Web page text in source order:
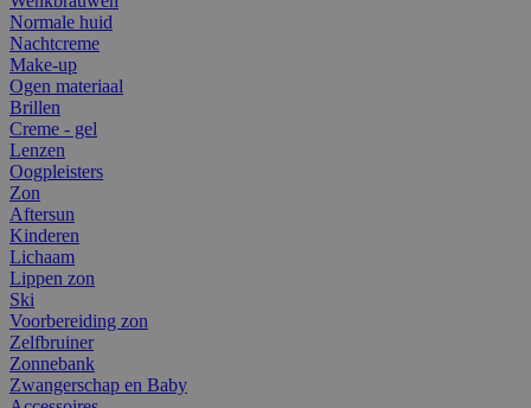
Normale huid
Nachtcreme
Make-up
Ogen materiaal
Brillen
Creme - gel
Lenzen
Oogpleisters
Zon
Aftersun
Kinderen
Lichaam
Lippen zon
Ski
Voorbereiding zon
Zelfbruiner
Zonnebank
Zwangerschap en Baby